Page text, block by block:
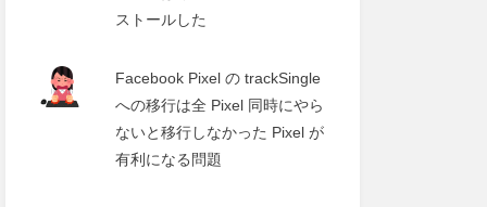
ストールした
Facebook Pixel の trackSingle
への移行は全 Pixel 同時にやら
ないと移行しなかった Pixel が
有利になる問題